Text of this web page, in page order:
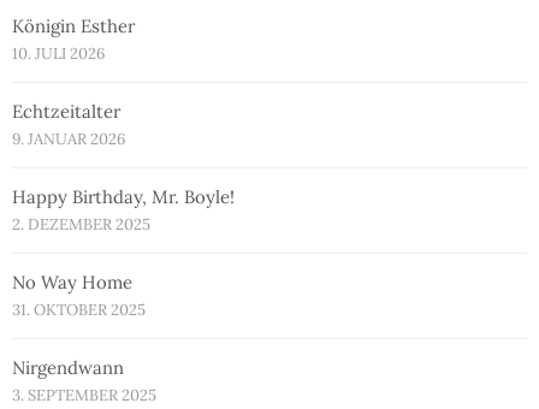
Königin Esther
10. JULI 2026
Echtzeitalter
9. JANUAR 2026
Happy Birthday, Mr. Boyle!
2. DEZEMBER 2025
No Way Home
31. OKTOBER 2025
Nirgendwann
3. SEPTEMBER 2025